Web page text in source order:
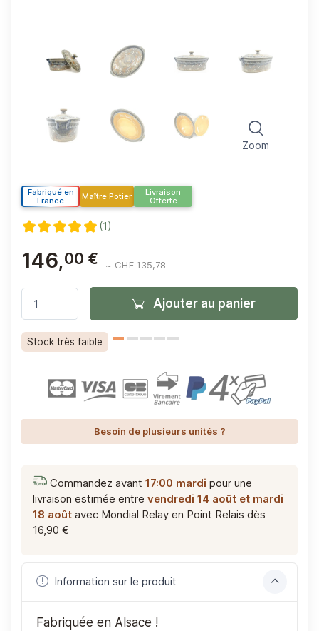
Zoom
Fabriqué en
France
Maître Potier
Livraison
Offerte
(1)
146,00 € ~ CHF 135,78
Ajouter au panier
Stock très faible
Besoin de plusieurs unités ?
Commandez avant 17:00 mardi pour une
livraison estimée entre vendredi 14 août et mardi
18 août avec Mondial Relay en Point Relais dès
16,90 €
Information sur le produit
Fabriquée en Alsace !